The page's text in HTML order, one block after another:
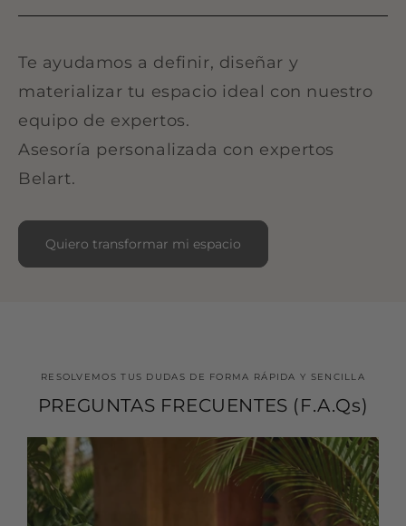
Te ayudamos a definir, diseñar y
materializar tu espacio ideal con nuestro
equipo de expertos.
Asesoría personalizada con expertos
Belart.
Quiero transformar mi espacio
RESOLVEMOS TUS DUDAS DE FORMA RÁPIDA Y SENCILLA
PREGUNTAS FRECUENTES (F.A.Qs)